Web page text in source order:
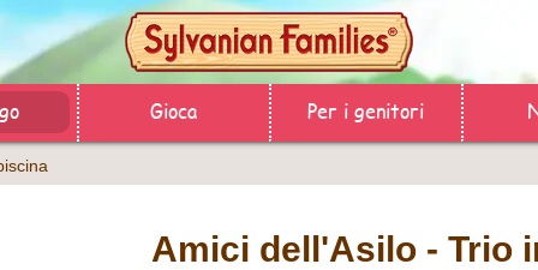
Gioca Per i genitori
Amici dell'Asilo - Trio